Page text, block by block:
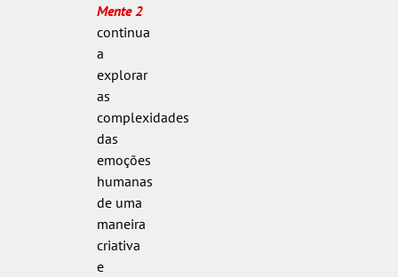
Mente 2
continua
a
explorar
as
complexidades
das
emoções
humanas
de uma
maneira
criativa
e